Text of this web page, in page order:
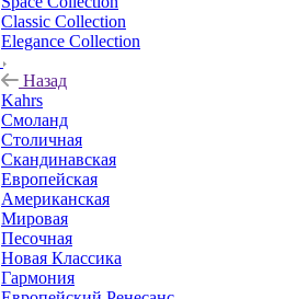
Classic Collection
Elegance Collection
Назад
Kahrs
Смоланд
Столичная
Скандинавская
Европейская
Американская
Мировая
Песочная
Новая Классика
Гармония